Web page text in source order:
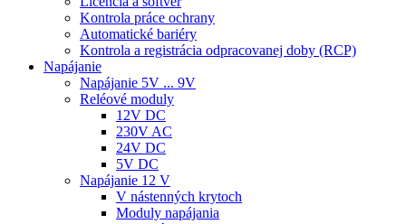
Kontrola práce ochrany
Automatické bariéry
Kontrola a registrácia odpracovanej doby (RCP)
Napájanie
Napájanie 5V ... 9V
Reléové moduly
12V DC
230V AC
24V DC
5V DC
Napájanie 12 V
V nástenných krytoch
Moduly napájania